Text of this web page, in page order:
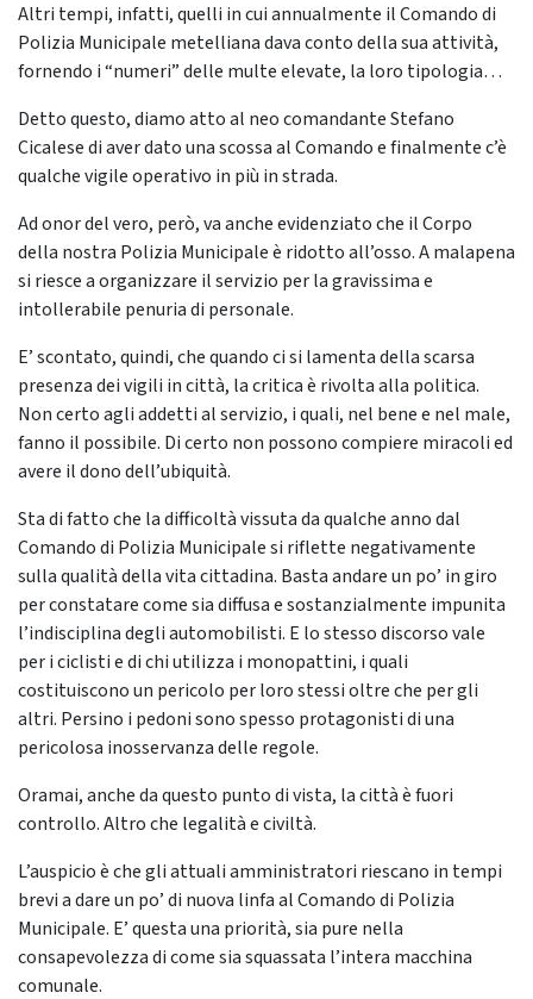
Altri tempi, infatti, quelli in cui annualmente il Comando di
Polizia Municipale metelliana dava conto della sua attività,
fornendo i “numeri” delle multe elevate, la loro tipologia…
Detto questo, diamo atto al neo comandante Stefano
Cicalese di aver dato una scossa al Comando e finalmente c’è
qualche vigile operativo in più in strada.
Ad onor del vero, però, va anche evidenziato che il Corpo
della nostra Polizia Municipale è ridotto all’osso. A malapena
si riesce a organizzare il servizio per la gravissima e
intollerabile penuria di personale.
E’ scontato, quindi, che quando ci si lamenta della scarsa
presenza dei vigili in città, la critica è rivolta alla politica.
Non certo agli addetti al servizio, i quali, nel bene e nel male,
fanno il possibile. Di certo non possono compiere miracoli ed
avere il dono dell’ubiquità.
Sta di fatto che la difficoltà vissuta da qualche anno dal
Comando di Polizia Municipale si riflette negativamente
sulla qualità della vita cittadina. Basta andare un po’ in giro
per constatare come sia diffusa e sostanzialmente impunita
l’indisciplina degli automobilisti. E lo stesso discorso vale
per i ciclisti e di chi utilizza i monopattini, i quali
costituiscono un pericolo per loro stessi oltre che per gli
altri. Persino i pedoni sono spesso protagonisti di una
pericolosa inosservanza delle regole.
Oramai, anche da questo punto di vista, la città è fuori
controllo. Altro che legalità e civiltà.
L’auspicio è che gli attuali amministratori riescano in tempi
brevi a dare un po’ di nuova linfa al Comando di Polizia
Municipale. E’ questa una priorità, sia pure nella
consapevolezza di come sia squassata l’intera macchina
comunale.